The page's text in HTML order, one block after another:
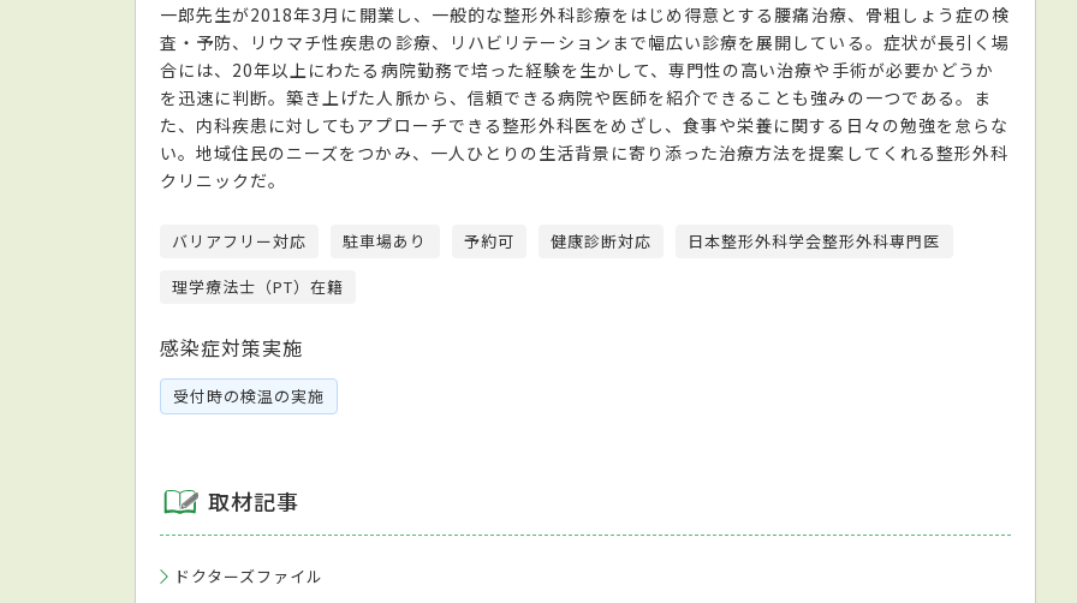
一郎先生が2018年3月に開業し、一般的な整形外科診療をはじめ得意とする腰痛治療、骨粗しょう症の検
査・予防、リウマチ性疾患の診療、リハビリテーションまで幅広い診療を展開している。症状が長引く場
合には、20年以上にわたる病院勤務で培った経験を生かして、専門性の高い治療や手術が必要かどうか
を迅速に判断。築き上げた人脈から、信頼できる病院や医師を紹介できることも強みの一つである。ま
た、内科疾患に対してもアプローチできる整形外科医をめざし、食事や栄養に関する日々の勉強を怠らな
い。地域住民のニーズをつかみ、一人ひとりの生活背景に寄り添った治療方法を提案してくれる整形外科
クリニックだ。
バリアフリー対応 駐車場あり 予約可 健康診断対応
日本整形外科学会整形外科専門医
理学療法士（PT）在籍
感染症対策実施
受付時の検温の実施
取材記事
ドクターズファイル